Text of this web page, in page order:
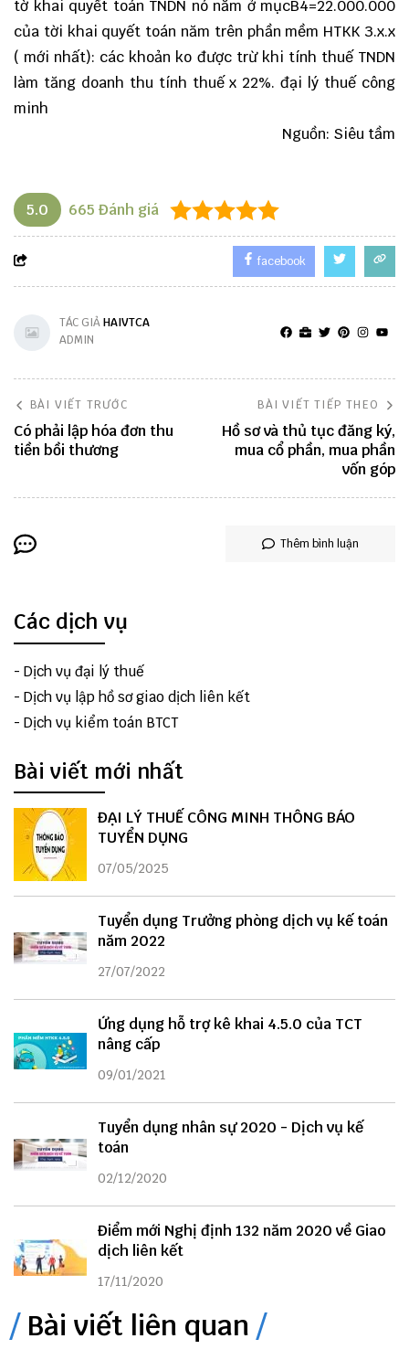
tờ khai quyết toán TNDN nó nằm ở mụcB4=22.000.000
của tời khai quyết toán năm trên phần mềm HTKK 3.x.x
( mới nhất): các khoản ko được trừ khi tính thuế TNDN
làm tăng doanh thu tính thuế x 22%. đại lý thuế công
minh
Nguồn: Siêu tầm
5.0 665 Đánh giá
facebook
TÁC GIẢHAIVTCA
ADMIN
BÀI VIẾT TRƯỚC
Có phải lập hóa đơn thu
tiền bồi thương
BÀI VIẾT TIẾP THEO
Hồ sơ và thủ tục đăng ký,
mua cổ phần, mua phần
vốn góp
Thêm bình luận
Các dịch vụ
- Dịch vụ đại lý thuế
- Dịch vụ lập hồ sơ giao dịch liên kết
- Dịch vụ kiểm toán BTCT
Bài viết mới nhất
ĐẠI LÝ THUẾ CÔNG MINH THÔNG BÁO
TUYỂN DỤNG
07/05/2025
Tuyển dụng Trưởng phòng dịch vụ kế toán
năm 2022
27/07/2022
Ứng dụng hỗ trợ kê khai 4.5.0 của TCT
nâng cấp
09/01/2021
Tuyển dụng nhân sự 2020 - Dịch vụ kế
toán
02/12/2020
Điểm mới Nghị định 132 năm 2020 về Giao
dịch liên kết
17/11/2020
Bài viết liên quan